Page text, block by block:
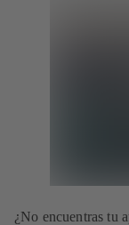
¿No encuentras tu